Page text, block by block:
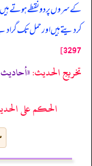
کے سروں پر دو نقطے ہوتے ہیں
کر دیتے ہیں اور حمل تک گرا
3297]
تخریج الحدیث:
الحكم على